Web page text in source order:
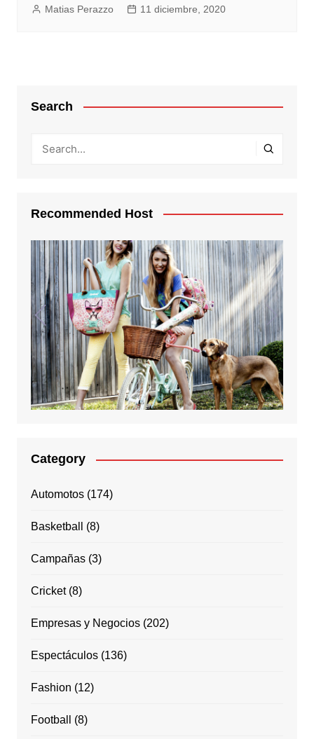
Matias Perazzo 11 diciembre, 2020
Search
Recommended Host
Category
Automotos(174)
Basketball (8)
Campañas(3)
Cricket(8)
Empresas y Negocios(202)
Espectáculos(136)
Fashion (12)
Football (8)